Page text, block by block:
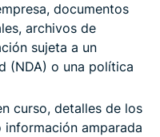
documentos
archivos de
sujeta a un
(NDA) o una política
curso, detalles de los
información amparada